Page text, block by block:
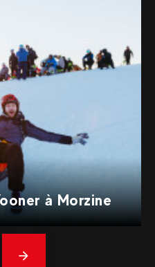
à Morzine
En